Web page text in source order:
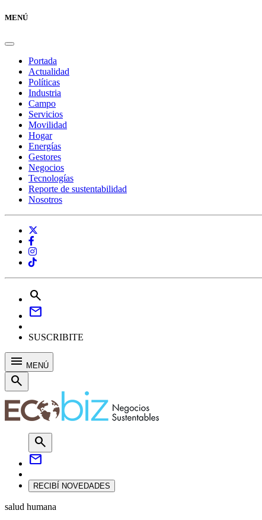
MENÚ
Portada
Actualidad
Políticas
Industria
Campo
Servicios
Movilidad
Hogar
Energías
Gestores
Negocios
Tecnologías
Reporte de sustentabilidad
Nosotros
search
mail
SUSCRIBITE
menu MENÚ
search
search
mail
RECIBÍ NOVEDADES
salud humana